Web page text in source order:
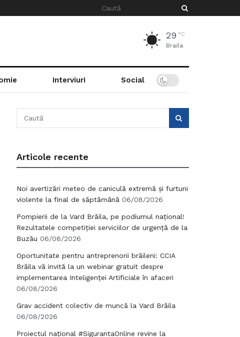
29 °C
Braila
Interviuri Social
Articole recente
Noi avertizări meteo de caniculă extremă și furtuni
violente la final de săptămână 06/08/2026
Pompierii de la Vard Brăila, pe podiumul național!
Rezultatele competiției serviciilor de urgență de la
Buzău 06/08/2026
Oportunitate pentru antreprenorii brăileni: CCIA
Brăila vă invită la un webinar gratuit despre
implementarea Inteligenței Artificiale în afaceri
06/08/2026
Grav accident colectiv de muncă la Vard Brăila
06/08/2026
Proiectul național #SigurantaOnline revine la